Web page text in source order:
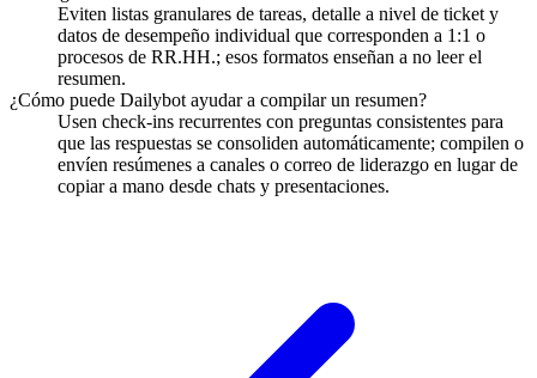
Eviten listas granulares de tareas, detalle a nivel de ticket y
datos de desempeño individual que corresponden a 1:1 o
procesos de RR.HH.; esos formatos enseñan a no leer el
resumen.
¿Cómo puede Dailybot ayudar a compilar un resumen?
Usen check-ins recurrentes con preguntas consistentes para
que las respuestas se consoliden automáticamente; compilen o
envíen resúmenes a canales o correo de liderazgo en lugar de
copiar a mano desde chats y presentaciones.